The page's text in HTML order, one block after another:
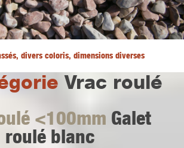
divers coloris, dimensions diverses
Vrac roulé
<100mm Galet
roulé blanc